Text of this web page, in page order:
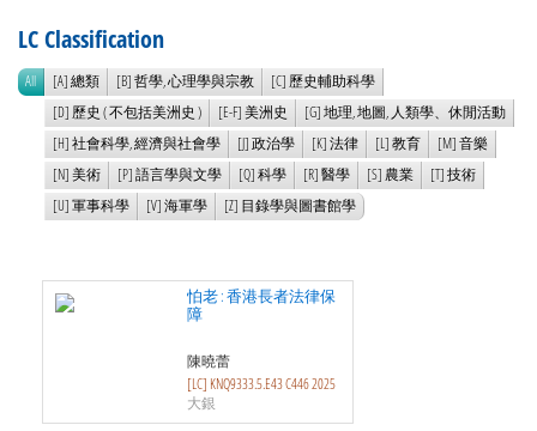
LC Classification
All [A] 總類 [B] 哲學, 心理學與宗教
[C] 歷史輔助科學
[D] 歷史 ( 不包括美洲史 )
[E-F] 美洲史
[G] 地理, 地圖, 人類學、休閒活動
[H] 社會科學, 經濟與社會學
[J] 政治學 [K] 法律 [L] 教育
[M] 音樂
[N] 美術
[P] 語言學與文學 [Q] 科學 [R] 醫學 [S] 農業
[T] 技術
[U] 軍事科學
[V] 海軍學 [Z] 目錄學與圖書館學
怕老 : 香港長者法律保
障
陳曉蕾
[LC] KNQ9333.5.E43 C446 2025
大銀